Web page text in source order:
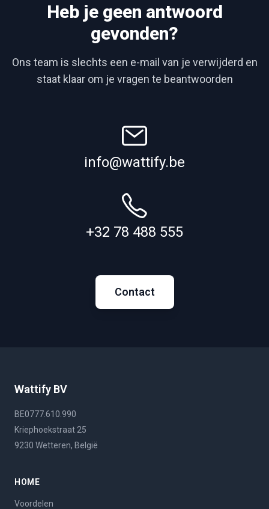
Heb je geen antwoord
gevonden?
Ons team is slechts een e-mail van je verwijderd en
staat klaar om je vragen te beantwoorden
info@wattify.be
+32 78 488 555
Contact
Wattify BV
BE0777.610.990
Kriephoekstraat 25
9230 Wetteren, België
HOME
Voordelen